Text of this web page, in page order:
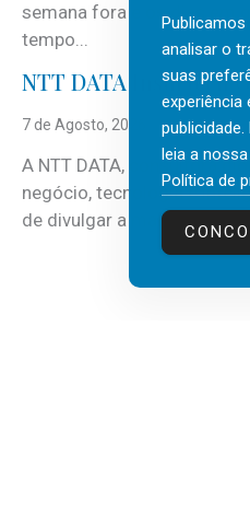
semana fora e os dias em
tempo...
NTT DATA Insurtech
7 de Agosto, 2026
A NTT DATA, consultora
negócio, tecnologia e
de divulgar a mais recente...
analisar o
suas
experiência
leia a nossa
Política de